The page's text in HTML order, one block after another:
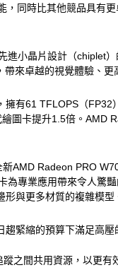
同時比其他競品具有
進小晶片設計（
來卓越的視覺體驗、更
有61 TFLOPS（
圖卡提升1.5倍。
AMD Radeon PRO
專業應用帶來令人驚
與更多材質的複雜模型
緊縮的預算下滿足高
之間共用資源，以更